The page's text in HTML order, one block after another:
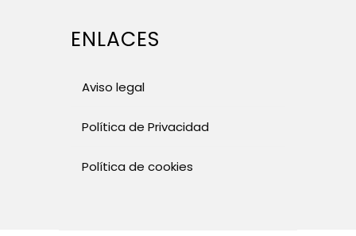
ENLACES
Aviso legal
Política de Privacidad
Política de cookies